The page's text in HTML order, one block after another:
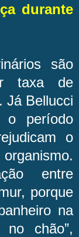
durante
são
taxa de
Já Bellucci
o período
o
entre
porque
na
chão”,